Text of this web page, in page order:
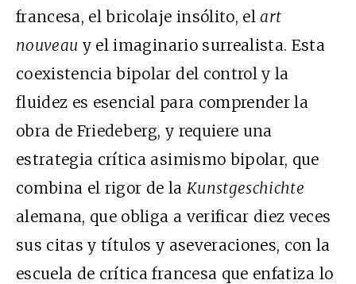
francesa, el bricolaje insólito, elart
nouveau y el imaginario surrealista. Esta
coexistencia bipolar del control y la
fluidez es esencial para comprender la
obra de Friedeberg, y requiere una
estrategia crítica asimismo bipolar, que
combina el rigor de la Kunstgeschichte
alemana, que obliga a verificar diez veces
sus citas y títulos y aseveraciones, con la
escuela de crítica francesa que enfatiza lo